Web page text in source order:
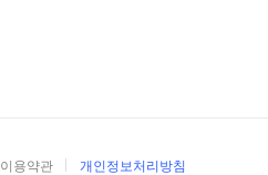
이용약관 개인정보처리방침